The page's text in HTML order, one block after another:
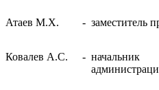
Атаев М.Х. - заместитель
Ковалев А.С. - начальник